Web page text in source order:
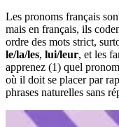
Les pronoms français
mais en français, ils
ordre des mots strict,
le/la/les, lui/leur, et les
apprenez (1) quel
où il doit se placer par
phrases naturelles sans